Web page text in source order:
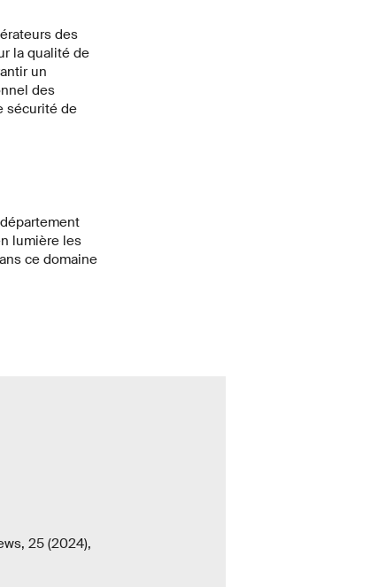
des
la qualité de
un
des
sécurité de
lumière les
ce domaine
25 (2024),